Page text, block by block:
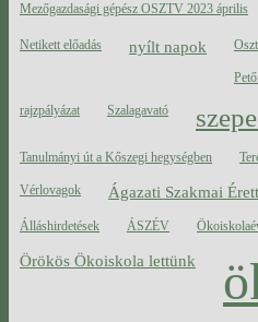
Mezőgazdasági gépész OSZTV 2023 április
Netikett előadás nyílt napok
rajzpályázat Szalagavató
Tanulmányi út a Kőszegi hegységben
Vérlovagok Ágazati Szakmai
Álláshirdetések ÁSZÉV
Örökös Ökoiskola lettünk